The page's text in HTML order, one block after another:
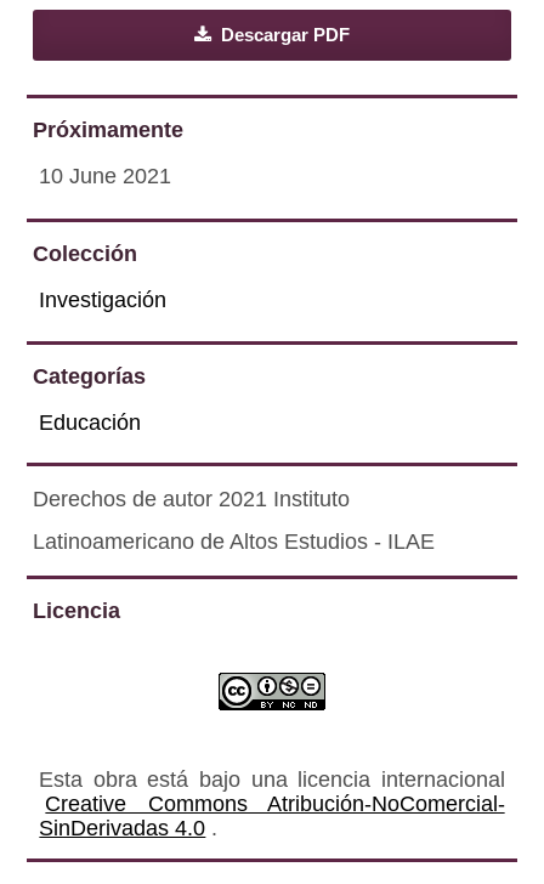
Descargar PDF
Próximamente
10 June 2021
Colección
Investigación
Categorías
Educación
Derechos de autor 2021 Instituto
Latinoamericano de Altos Estudios - ILAE
Licencia
Esta obra está bajo una licencia internacional
Creative Commons Atribución-NoComercial-
SinDerivadas 4.0 .